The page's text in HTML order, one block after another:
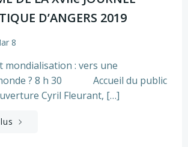
D’ANGERS 2019
8
mondialisation : vers une
? 8 h 30 Accueil du public
Cyril Fleurant, […]